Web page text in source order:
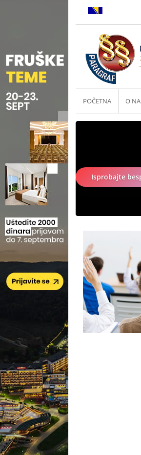
POČETNA O
Isprobajte